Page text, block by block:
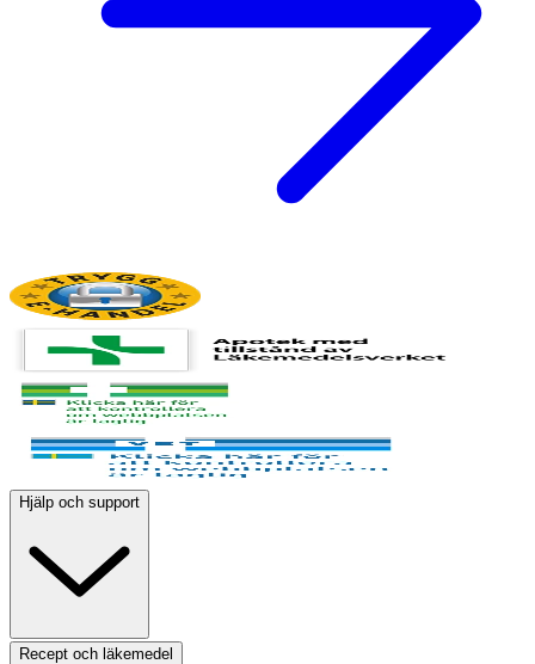
Hjälp och support
Recept och läkemedel